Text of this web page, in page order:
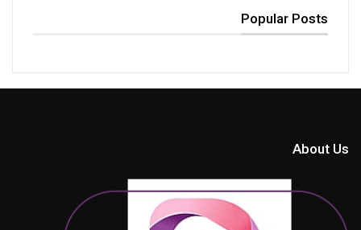
Popular Posts
About Us